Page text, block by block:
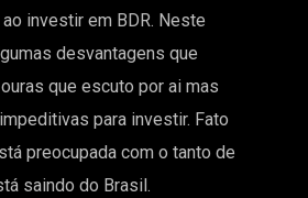
investir em BDR. Neste
desvantagens que
que escuto por ai mas
para investir. Fato
preocupada com o tanto de
saindo do Brasil.